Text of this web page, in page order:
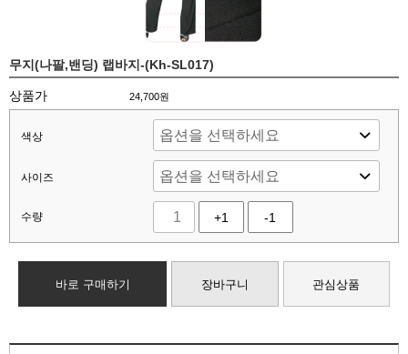
무지(나팔,밴딩) 랩바지-(Kh-SL017)
상품가 24,700원
색상
사이즈
수량 +1 -1
바로 구매하기 장바구니 관심상품